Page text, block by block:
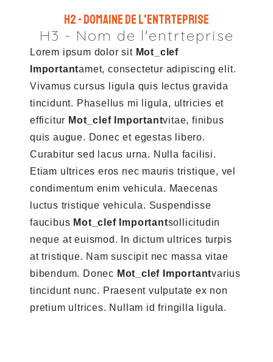
H2 - Domaine de l'entrteprise
H3 - Nom de l'entrteprise
Lorem ipsum dolor sit Mot_clef
Importantamet, consectetur adipiscing elit.
Vivamus cursus ligula quis lectus gravida
tincidunt. Phasellus mi ligula, ultricies et
efficitur Mot_clef Importantvitae, finibus
quis augue. Donec et egestas libero.
Curabitur sed lacus urna. Nulla facilisi.
Etiam ultrices eros nec mauris tristique, vel
condimentum enim vehicula. Maecenas
luctus tristique vehicula. Suspendisse
faucibus Mot_clef Importantsollicitudin
neque at euismod. In dictum ultrices turpis
at tristique. Nam suscipit nec massa vitae
bibendum. Donec Mot_clef Importantvarius
tincidunt nunc. Praesent vulputate ex non
pretium ultrices. Nullam id fringilla ligula.